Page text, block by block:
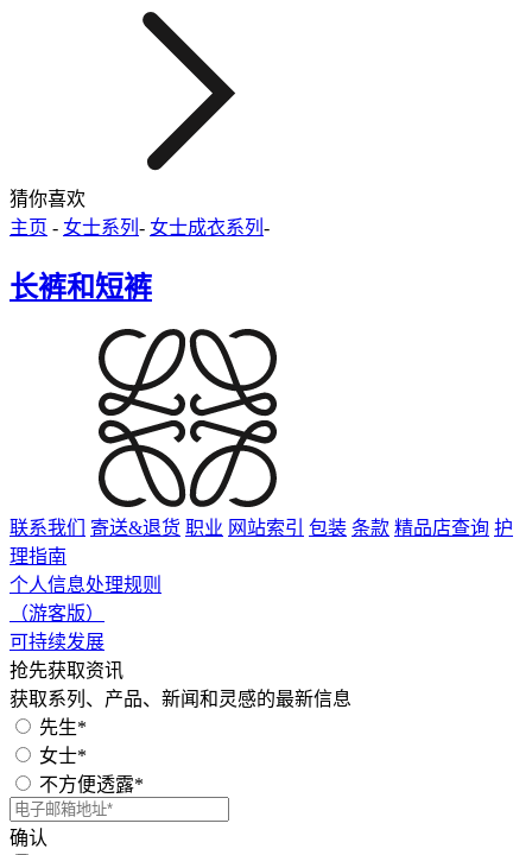
猜你喜欢
主页 - 女士系列 - 女士成衣系列 -
长裤和短裤
联系我们 寄送&退货 职业 网站索引 包装 条款 精品店查询 护
理指南
个人信息处理规则
（游客版）
可持续发展
抢先获取资讯
获取系列、产品、新闻和灵感的最新信息
先生*
女士*
不方便透露*
确认